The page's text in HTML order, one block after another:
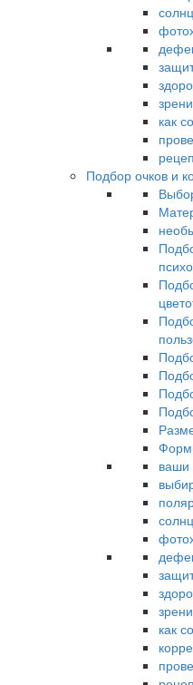
как
Подбор очков и
ваши
как